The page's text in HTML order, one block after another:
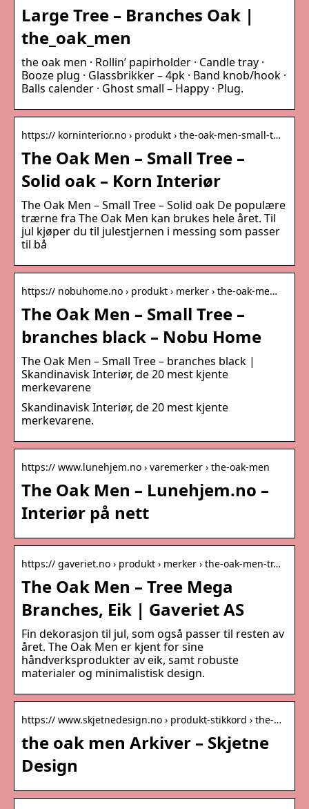
Large Tree – Branches Oak |
the_oak_men
the oak men · Rollin’ papirholder · Candle tray ·
Booze plug · Glassbrikker – 4pk · Band knob/hook ·
Balls calender · Ghost small – Happy · Plug.
https:// korninterior.no › produkt › the-oak-men-small-t…
The Oak Men – Small Tree –
Solid oak – Korn Interiør
The Oak Men – Small Tree – Solid oak De populære
trærne fra The Oak Men kan brukes hele året. Til
jul kjøper du til julestjernen i messing som passer
til bå
https:// nobuhome.no › produkt › merker › the-oak-me…
The Oak Men – Small Tree –
branches black – Nobu Home
The Oak Men – Small Tree – branches black |
Skandinavisk Interiør, de 20 mest kjente
merkevarene
Skandinavisk Interiør, de 20 mest kjente
merkevarene.
https:// www.lunehjem.no › varemerker › the-oak-men
The Oak Men – Lunehjem.no –
Interiør på nett
https:// gaveriet.no › produkt › merker › the-oak-men-tr…
The Oak Men – Tree Mega
Branches, Eik | Gaveriet AS
Fin dekorasjon til jul, som også passer til resten av
året. The Oak Men er kjent for sine
håndverksprodukter av eik, samt robuste
materialer og minimalistisk design.
https:// www.skjetnedesign.no › produkt-stikkord › the-…
the oak men Arkiver – Skjetne
Design